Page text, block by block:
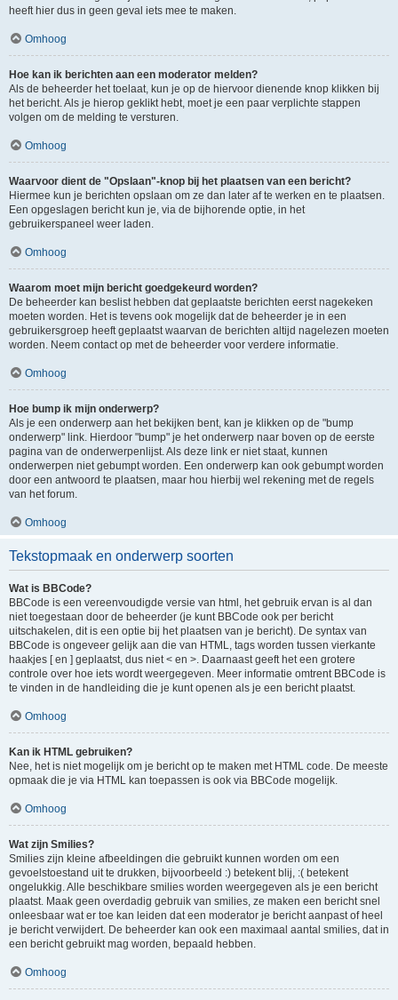
heeft hier dus in geen geval iets mee te maken.
Omhoog
Hoe kan ik berichten aan een moderator melden?
Als de beheerder het toelaat, kun je op de hiervoor dienende knop klikken bij
het bericht. Als je hierop geklikt hebt, moet je een paar verplichte stappen
volgen om de melding te versturen.
Omhoog
Waarvoor dient de "Opslaan"-knop bij het plaatsen van een bericht?
Hiermee kun je berichten opslaan om ze dan later af te werken en te plaatsen.
Een opgeslagen bericht kun je, via de bijhorende optie, in het
gebruikerspaneel weer laden.
Omhoog
Waarom moet mijn bericht goedgekeurd worden?
De beheerder kan beslist hebben dat geplaatste berichten eerst nagekeken
moeten worden. Het is tevens ook mogelijk dat de beheerder je in een
gebruikersgroep heeft geplaatst waarvan de berichten altijd nagelezen moeten
worden. Neem contact op met de beheerder voor verdere informatie.
Omhoog
Hoe bump ik mijn onderwerp?
Als je een onderwerp aan het bekijken bent, kan je klikken op de "bump
onderwerp" link. Hierdoor "bump" je het onderwerp naar boven op de eerste
pagina van de onderwerpenlijst. Als deze link er niet staat, kunnen
onderwerpen niet gebumpt worden. Een onderwerp kan ook gebumpt worden
door een antwoord te plaatsen, maar hou hierbij wel rekening met de regels
van het forum.
Omhoog
Tekstopmaak en onderwerp soorten
Wat is BBCode?
BBCode is een vereenvoudigde versie van html, het gebruik ervan is al dan
niet toegestaan door de beheerder (je kunt BBCode ook per bericht
uitschakelen, dit is een optie bij het plaatsen van je bericht). De syntax van
BBCode is ongeveer gelijk aan die van HTML, tags worden tussen vierkante
haakjes [ en ] geplaatst, dus niet < en >. Daarnaast geeft het een grotere
controle over hoe iets wordt weergegeven. Meer informatie omtrent BBCode is
te vinden in de handleiding die je kunt openen als je een bericht plaatst.
Omhoog
Kan ik HTML gebruiken?
Nee, het is niet mogelijk om je bericht op te maken met HTML code. De meeste
opmaak die je via HTML kan toepassen is ook via BBCode mogelijk.
Omhoog
Wat zijn Smilies?
Smilies zijn kleine afbeeldingen die gebruikt kunnen worden om een
gevoelstoestand uit te drukken, bijvoorbeeld :) betekent blij, :( betekent
ongelukkig. Alle beschikbare smilies worden weergegeven als je een bericht
plaatst. Maak geen overdadig gebruik van smilies, ze maken een bericht snel
onleesbaar wat er toe kan leiden dat een moderator je bericht aanpast of heel
je bericht verwijdert. De beheerder kan ook een maximaal aantal smilies, dat in
een bericht gebruikt mag worden, bepaald hebben.
Omhoog